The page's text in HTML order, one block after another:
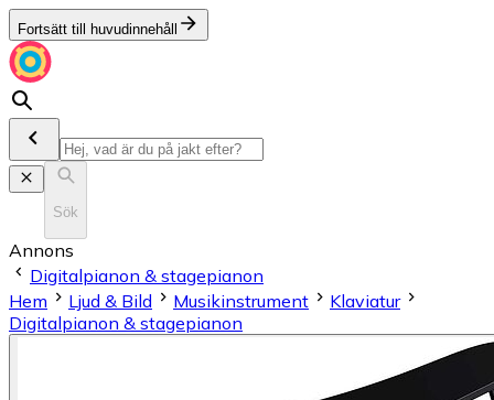
Fortsätt till huvudinnehåll
Sök
Annons
Digitalpianon & stagepianon
Hem
Ljud & Bild Musikinstrument
Klaviatur
Digitalpianon & stagepianon